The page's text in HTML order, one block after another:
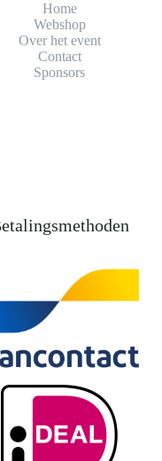
Home
Webshop
Over het event
Contact
Sponsors